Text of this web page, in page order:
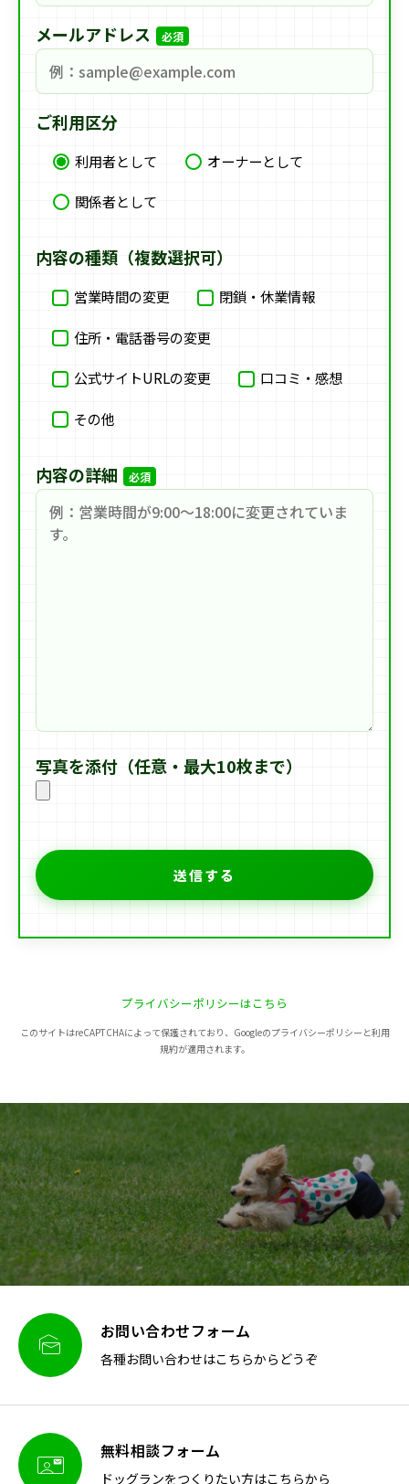
メールアドレス 必須
ご利用区分
利用者として
オーナーとして
関係者として
内容の種類（複数選択可）
営業時間の変更 閉鎖・休業情報
住所・電話番号の変更
公式サイトURLの変更 口コミ・感想
その他
内容の詳細 必須
写真を添付（任意・最大10枚まで）
プライバシーポリシーはこちら
このサイトはreCAPTCHAによって保護されており、Googleのプライバシーポリシーと利用
規約が適用されます。
 お問い合わせフォーム
各種お問い合わせはこちらからどうぞ
 無料相談フォーム
ドッグランをつくりたい方はこちらから